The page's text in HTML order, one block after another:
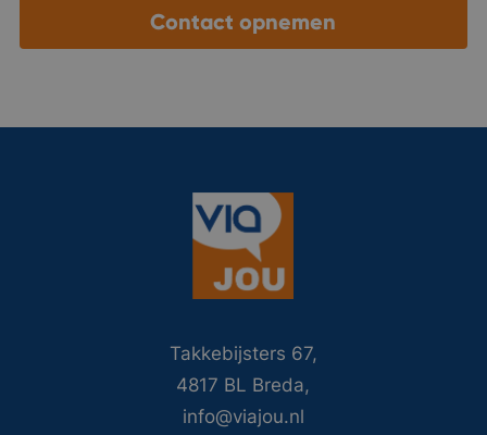
Contact opnemen
Takkebijsters 67,
4817 BL Breda,
info@viajou.nl